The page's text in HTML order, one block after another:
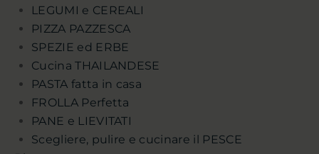
LEGUMI e CEREALI
PIZZA PAZZESCA
SPEZIE ed ERBE
Cucina THAILANDESE
PASTA fatta in casa
FROLLA Perfetta
PANE e LIEVITATI
Scegliere, pulire e cucinare il PESCE